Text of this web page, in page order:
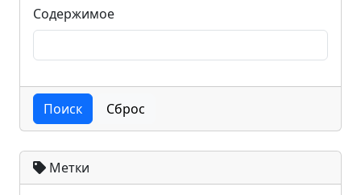
Содержимое
Поиск Сброс
Метки